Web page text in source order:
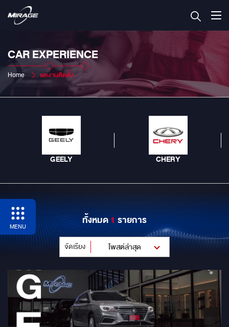
CAR EXPERIENCE
Home ผลงานติดตั้ง
GEELY CHERY
MENU ทั้งหมด1 รายการ
จัดเรียง โพสต์ล่าสุด